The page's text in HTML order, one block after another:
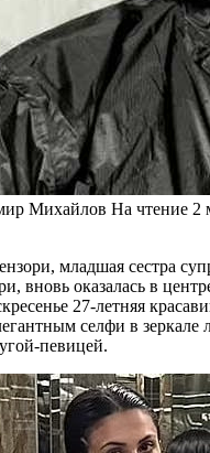
Михайлов На чтение 2
младшая сестра
вновь оказалась в
27-летняя
селфи в зеркале
певицей.